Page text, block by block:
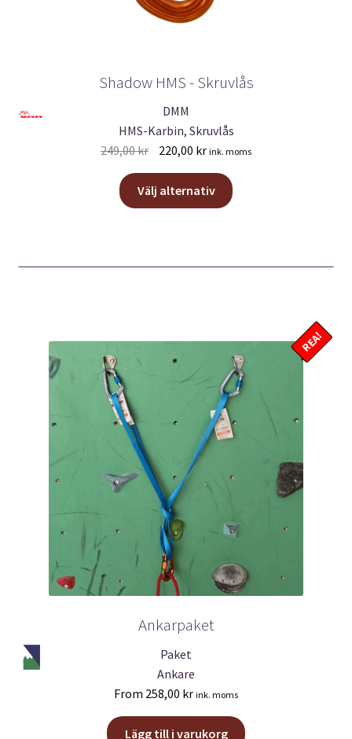
Shadow HMS - Skruvlås
DMM
HMS-Karbin, Skruvlås
249,00kr
Det
ursprungliga
priset
var:
220,00 krDet
nuvarande
priset
är:
ink. moms
Välj alternativ
Den
här
alternativen
kan
väljas
på
produktsidan
Ankarpaket
Paket
Ankare
REA!
From 258,00 kr ink. moms
Lägg till i varukorg